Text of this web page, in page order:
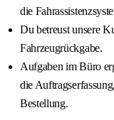
die
Du betreust unsere
Fahrzeugrückgabe.
Aufgaben im Büro
die
Bestellung.